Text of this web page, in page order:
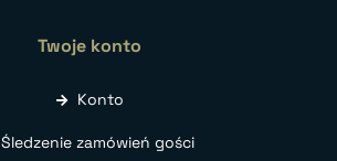
Twoje konto
Konto
Śledzenie zamówień gości